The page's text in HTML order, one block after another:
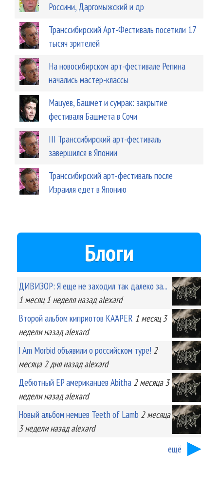
Россини, Даргомыжский и др
Транссибирский Арт-Фестиваль посетили 17
тысяч зрителей
На новосибирском арт-фестивале Репина
начались мастер-классы
Мацуев, Башмет и сумрак: закрытие
фестиваля Башмета в Сочи
III Транссибирский арт-фестиваль
завершился в Японии
Транссибирский арт-фестиваль после
Израиля едет в Японию
Блоги
ДИВИЗОР: Я еще не заходил так далеко за...
1 месяц 1 неделяназад alexard
Второй альбом киприотов KA'APER 1 месяц 3
неделиназад alexard
I Am Morbid объявили о российском туре! 2
месяца 2 дняназад alexard
Дебютный EP американцев Abitha 2 месяца 3
неделиназад alexard
Новый альбом немцев Teeth of Lamb 2 месяца
3 неделиназад alexard
ещё